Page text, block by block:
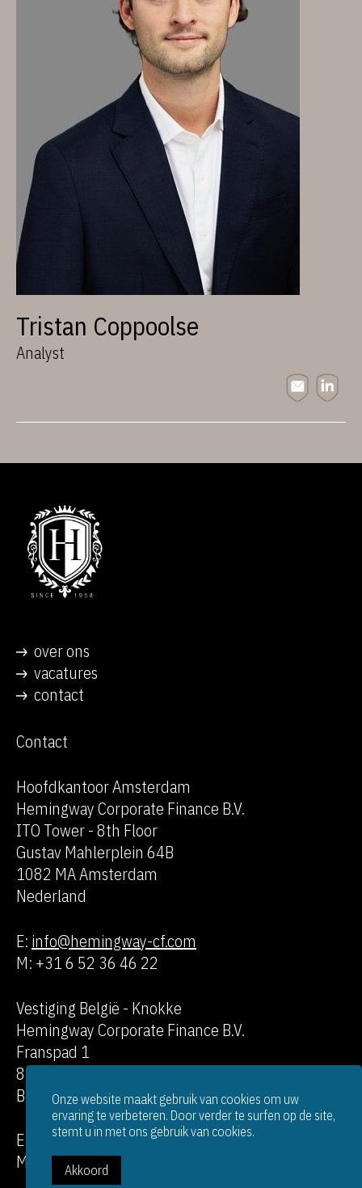
Tristan Coppoolse
Analyst
over ons
vacatures
contact
Contact
Hoofdkantoor Amsterdam
Hemingway Corporate Finance B.V.
ITO Tower - 8th Floor
Gustav Mahlerplein 64B
1082 MA Amsterdam
Nederland
E: info@hemingway-cf.com
M: +31 6 52 36 46 22
Vestiging België - Knokke
Hemingway Corporate Finance B.V.
Franspad 1
8300 Knokke
België
E:
info@hemingway-cf.com
M: +31 6 52 36 46 22
Onze website maakt gebruik van cookies om uw
ervaring te verbeteren. Door verder te surfen op de site,
stemt u in met ons gebruik van cookies.
Akkoord